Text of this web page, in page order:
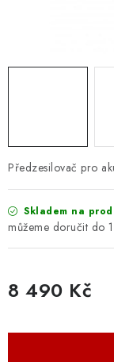
OBCHODNÍ
ODSTOUPENÍ OD
ZÁSADY
KONTAKTY O E-
ZÁSADY
Předzesilovač pro
Skladem na
8 490 Kč